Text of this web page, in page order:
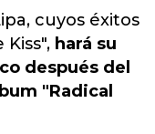
cuyos éxitos
hará su
después del
"Radical